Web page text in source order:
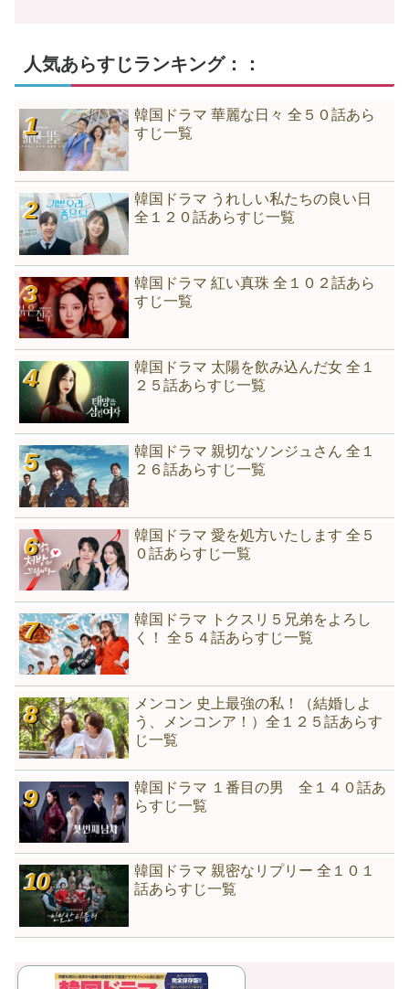
人気あらすじランキング：：
韓国ドラマ 華麗な日々 全５０話あら
すじ一覧
韓国ドラマ うれしい私たちの良い日
全１２０話あらすじ一覧
韓国ドラマ 紅い真珠 全１０２話あら
すじ一覧
韓国ドラマ 太陽を飲み込んだ女 全１
２５話あらすじ一覧
韓国ドラマ 親切なソンジュさん 全１
２６話あらすじ一覧
韓国ドラマ 愛を処方いたします 全５
０話あらすじ一覧
韓国ドラマ トクスリ５兄弟をよろし
く！ 全５４話あらすじ一覧
メンコン 史上最強の私！（結婚しよ
う、メンコンア！）全１２５話あらす
じ一覧
韓国ドラマ １番目の男 全１４０話あ
らすじ一覧
韓国ドラマ 親密なリプリー 全１０１
話あらすじ一覧